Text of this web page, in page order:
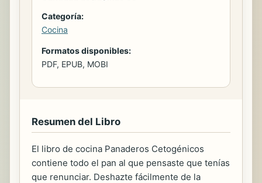
Categoría:
Cocina
Formatos disponibles:
PDF, EPUB, MOBI
Resumen del Libro
El libro de cocina Panaderos Cetogénicos
contiene todo el pan al que pensaste que tenías
que renunciar. Deshazte fácilmente de la